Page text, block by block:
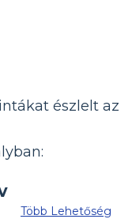
észlelt az
Több Lehetőség